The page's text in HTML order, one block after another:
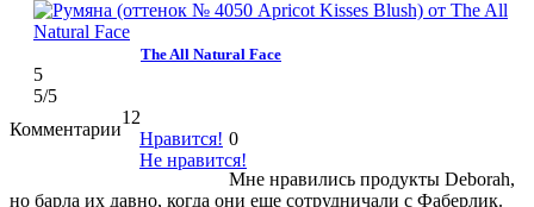
The All Natural Face
5
5/5
Комментарии
12
Нравится!
Не нравится!
0
Мне нравились продукты Deborah,
но барла их давно, когда они еще сотрудничали с Фаберлик.